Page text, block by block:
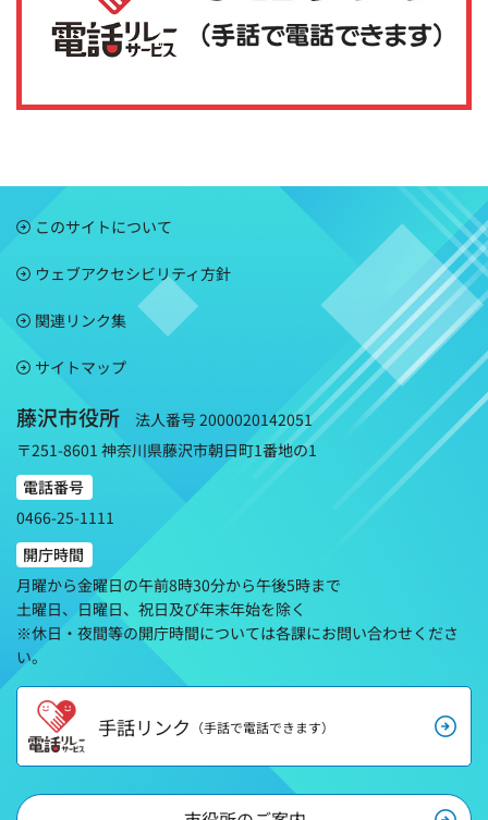
このサイトについて
ウェブアクセシビリティ方針
関連リンク集
サイトマップ
藤沢市役所
法人番号 2000020142051
〒251-8601 神奈川県藤沢市朝日町1番地の1
電話番号
0466-25-1111
開庁時間
月曜から金曜日の午前8時30分から午後5時まで
土曜日、日曜日、祝日及び年末年始を除く
※休日・夜間等の開庁時間については各課にお問い合わせくださ
い。
手話リンク （手話で電話できます）